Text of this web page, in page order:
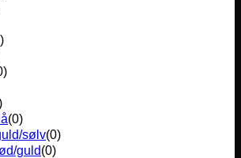
)
)
(0)
sølv(0)
guld(0)